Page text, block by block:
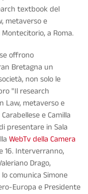
textbook del
metaverso e
a Roma.
offrono
Bretagna un
non solo le
"Il research
Law, metaverso e
e Camilla
presentare in Sala
WebTv della Camera
16. Interverranno,
Drago,
comunica Simone
Europa e Presidente